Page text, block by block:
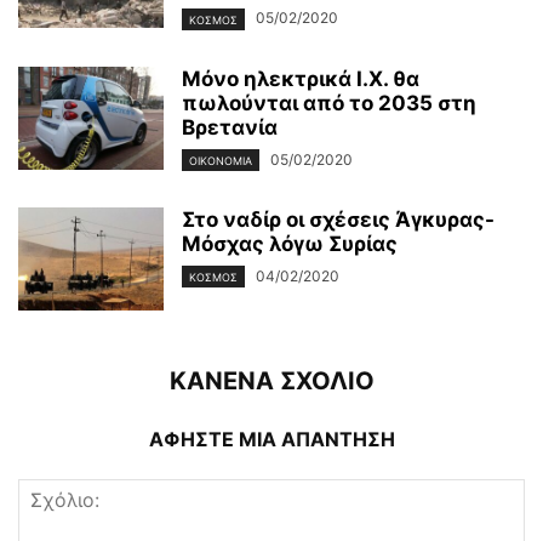
ΚΌΣΜΟΣ 05/02/2020
Μόνο ηλεκτρικά Ι.Χ. θα
πωλούνται από το 2035 στη
Βρετανία
ΟΙΚΟΝΟΜΊΑ 05/02/2020
Στο ναδίρ οι σχέσεις Άγκυρας-
Μόσχας λόγω Συρίας
ΚΌΣΜΟΣ 04/02/2020
ΚΑΝΕΝΑ ΣΧΟΛΙΟ
ΑΦΗΣΤΕ ΜΙΑ ΑΠΑΝΤΗΣΗ